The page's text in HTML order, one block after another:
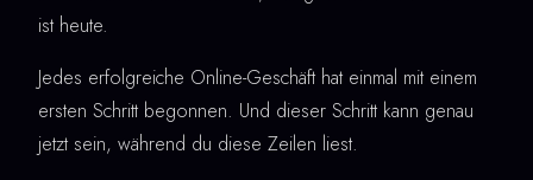
ist heute.
Jedes erfolgreiche Online-Geschäft hat einmal mit einem
ersten Schritt begonnen. Und dieser Schritt kann genau
jetzt sein, während du diese Zeilen liest.